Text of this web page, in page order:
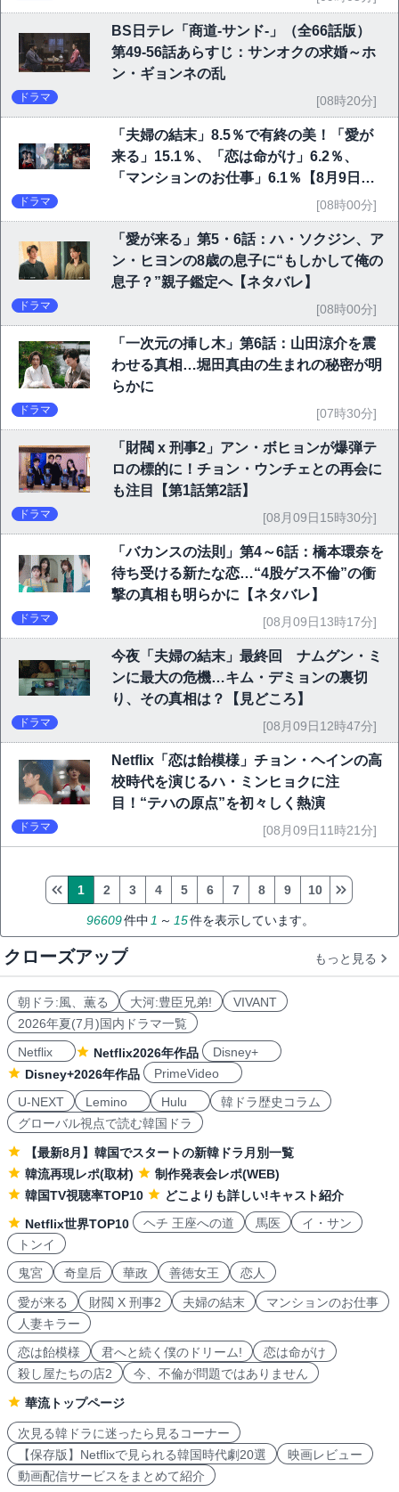
BS日テレ「商道-サンド-」（全66話版）
第49-56話あらすじ：サンオクの求婚～ホ
ン・ギョンネの乱
ドラマ [08時20分]
「夫婦の結末」8.5％で有終の美！「愛が
来る」15.1％、「恋は命がけ」6.2％、
「マンションのお仕事」6.1％【8月9日視
ドラマ [08時00分]
「愛が来る」第5・6話：ハ・ソクジン、ア
ン・ヒヨンの8歳の息子に“もしかして俺の
息子？”親子鑑定へ【ネタバレ】
ドラマ [08時00分]
「一次元の挿し木」第6話：山田涼介を震
わせる真相…堀田真由の生まれの秘密が明
らかに
ドラマ [07時30分]
「財閥 x 刑事2」アン・ボヒョンが爆弾テ
ロの標的に！チョン・ウンチェとの再会に
も注目【第1話第2話】
ドラマ [08月09日15時30分]
「バカンスの法則」第4～6話：橋本環奈を
待ち受ける新たな恋…“4股ゲス不倫”の衝
撃の真相も明らかに【ネタバレ】
ドラマ [08月09日13時17分]
今夜「夫婦の結末」最終回 ナムグン・ミ
ンに最大の危機…キム・デミョンの裏切
り、その真相は？【見どころ】
ドラマ [08月09日12時47分]
Netflix「恋は飴模様」チョン・ヘインの高
校時代を演じるハ・ミンヒョクに注
目！“テハの原点”を初々しく熱演
ドラマ [08月09日11時21分]
96609件中 1 ～ 15件を表示しています。
1 2 3 4 5 6 7 8 9 10
クローズアップ もっと見る
朝ドラ:風、薫る 大河:豊臣兄弟!
VIVANT
2026年夏(7月)国内ドラマ一覧
Netflix
Netflix2026年作品
Disney+
Disney+2026年作品
PrimeVideo
U-NEXT
Lemino Hulu
韓ドラ歴史コラム
グローバル視点で読む韓国ドラ
【最新8月】韓国でスタートの新韓ドラ月別一覧
韓流再現レポ(取材)
制作発表会レポ(WEB)
韓国TV視聴率TOP10
どこよりも詳しい!キャスト紹介
Netflix世界TOP10
ヘチ 王座への道 馬医
イ・サン
トンイ
鬼宮
奇皇后 華政 善徳女王 恋人
愛が来る 財閥 X 刑事2 夫婦の結末
マンションのお仕事
人妻キラー
恋は飴模様
君へと続く僕のドリーム!
恋は命がけ
殺し屋たちの店2
今、不倫が問題ではありません
華流トップページ
次見る韓ドラに迷ったら見るコーナー
【保存版】Netflixで見られる韓国時代劇20選
映画レビュー
動画配信サービスをまとめて紹介